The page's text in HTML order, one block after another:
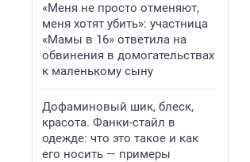
«Меня не просто отменяют,
меня хотят убить»: участница
«Мамы в 16» ответила на
обвинения в домогательствах
к маленькому сыну
Дофаминовый шик, блеск,
красота. Фанки-стайл в
одежде: что это такое и как
его носить — примеры